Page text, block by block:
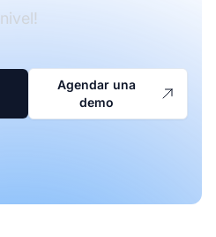
nivel!
Agendar una
demo